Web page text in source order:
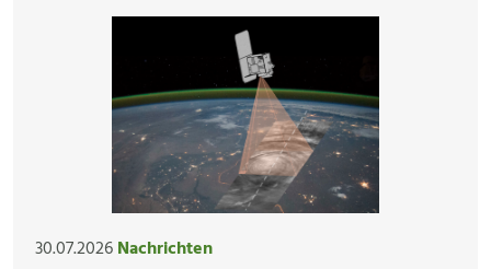
30.07.2026Nachrichten